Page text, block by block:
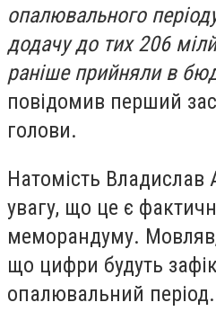
опалювального
додачу до тих 206
раніше прийняли в
повідомив перший
голови.
Натомість Владислав
увагу, що це є
меморандуму.
що цифри будуть
опалювальний період.